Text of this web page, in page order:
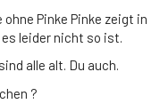
Pinke Pinke zeigt in
leider nicht so ist.
alle alt. Du auch.
?